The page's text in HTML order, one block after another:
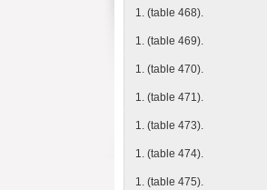
1. (table 468).
1. (table 469).
1. (table 470).
1. (table 471).
1. (table 473).
1. (table 474).
1. (table 475).